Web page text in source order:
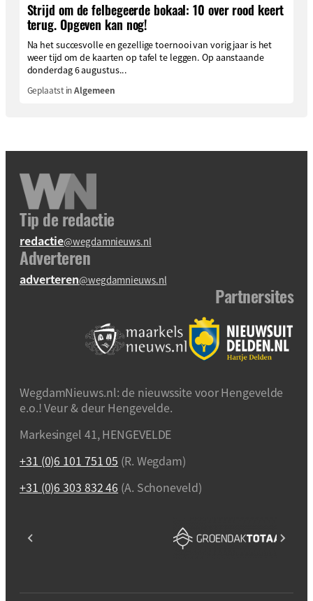
Strijd om de felbegeerde bokaal: 10 over rood keert
terug. Opgeven kan nog!
Na het succesvolle en gezellige toernooi van vorig jaar is het
weer tijd om de kaarten op tafel te leggen. Op aanstaande
donderdag 6 augustus...
Geplaatst inAlgemeen
Tip de redactie
redactie@wegdamnieuws.nl
Adverteren
adverteren@wegdamnieuws.nl
Partnersites
WegdamNieuws.nl: de nieuwssite voor Hengevelde
e.o.! Veur & deur Hengevelde.
Markesingel 41, HENGEVELDE
+31 (0)6 101 751 05 (R. Wegdam)
+31 (0)6 303 832 46 (A. Schoneveld)